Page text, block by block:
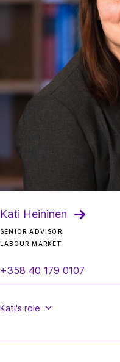
Kati Heininen
SENIOR ADVISOR
LABOUR MARKET
+358 40 179 0107
Kati's role